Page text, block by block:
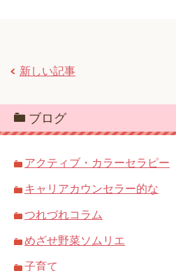
新しい記事
ブログ
アクティブ・カラーセラピー
キャリアカウンセラー的な
つれづれコラム
めざせ野菜ソムリエ
子育て